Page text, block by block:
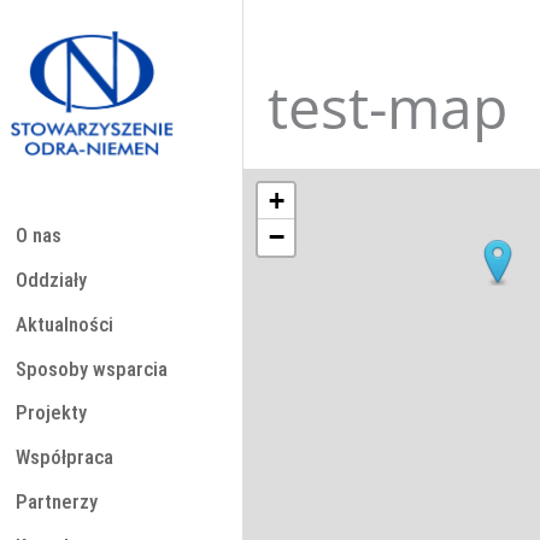
treści
O nas
Oddziały
Aktualności
Sposoby wsparcia
Projekty
Współpraca
Partnerzy
test-map
+
−